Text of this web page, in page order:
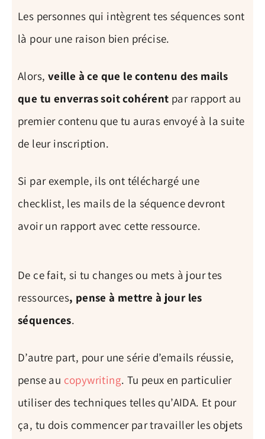
Les personnes qui intègrent tes séquences sont
là pour une raison bien précise.
Alors, veille à ce que le contenu des mails
que tu enverras soit cohérent par rapport au
premier contenu que tu auras envoyé à la suite
de leur inscription.
Si par exemple, ils ont téléchargé une
checklist, les mails de la séquence devront
avoir un rapport avec cette ressource.
De ce fait, si tu changes ou mets à jour tes
ressources, pense à mettre à jour les
séquences.
D’autre part, pour une série d’emails réussie,
pense au copywriting. Tu peux en particulier
utiliser des techniques telles qu’AIDA. Et pour
ça, tu dois commencer par travailler les objets